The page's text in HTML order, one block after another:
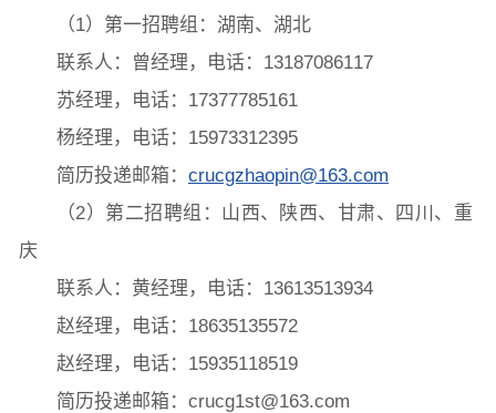
（1）第一招聘组：湖南、湖北
联系人：曾经理，电话：13187086117
苏经理，电话：17377785161
杨经理，电话：15973312395
简历投递邮箱： crucgzhaopin@163.com
（2）第二招聘组：山西、陕西、甘肃、四川、重
庆
联系人：黄经理，电话：13613513934
赵经理，电话：18635135572
赵经理，电话：15935118519
简历投递邮箱：crucg1st@163.com